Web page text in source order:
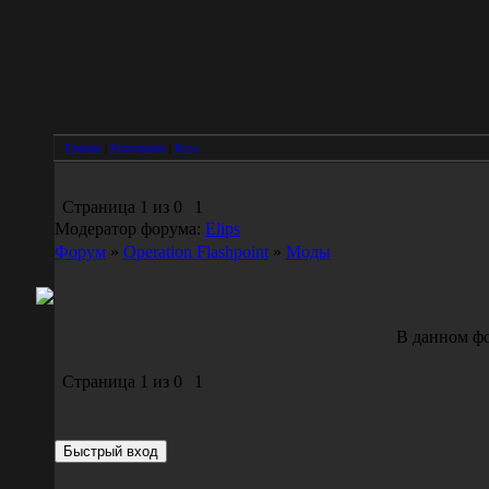
Главная Регистрация Вход
Страница 1 из 0
1
Модератор форума: Elips
Форум » Operation Flashpoint » Моды
В данном
Страница 1 из 0 1